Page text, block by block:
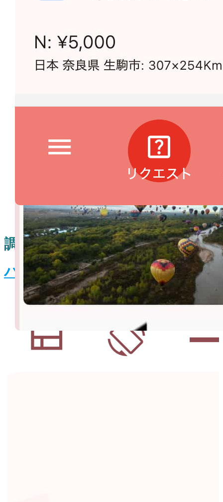
う」ときに、自分に合うベストなものを見つけるた
として、あなたとみんなの収
入を増やすことを目的としています。
調べて買う時
バンバンボード™